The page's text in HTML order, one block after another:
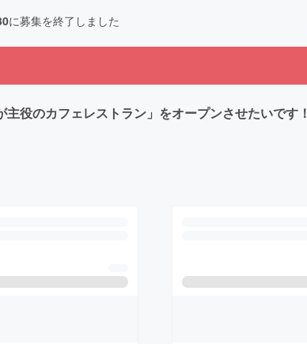
に募集を終了しました
役のカフェレストラン」をオープンさせたいです！